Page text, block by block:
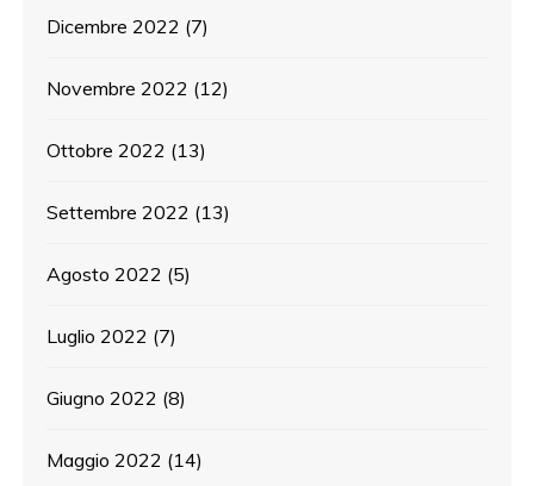
Dicembre 2022 (7)
Novembre 2022 (12)
Ottobre 2022 (13)
Settembre 2022 (13)
Agosto 2022 (5)
Luglio 2022 (7)
Giugno 2022 (8)
Maggio 2022 (14)